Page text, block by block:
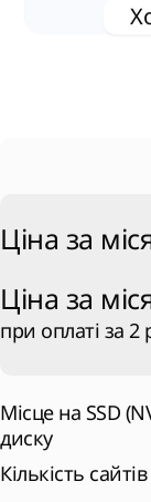
Ціна за
Ціна за
при оплаті за 2
Місце на SSD
диску
Кількість сайтів